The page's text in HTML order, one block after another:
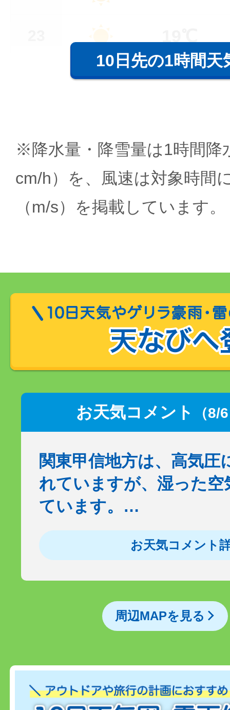
10日先の1時間天
※降水量・降雪量は1時間降
cm/h）を、風速は対象時間
（m/s）を掲載しています。
お天気コメント （8/
関東甲信地方は、高気圧
れていますが、湿った空
ています。…
お天気コメント
周辺MAPを見る